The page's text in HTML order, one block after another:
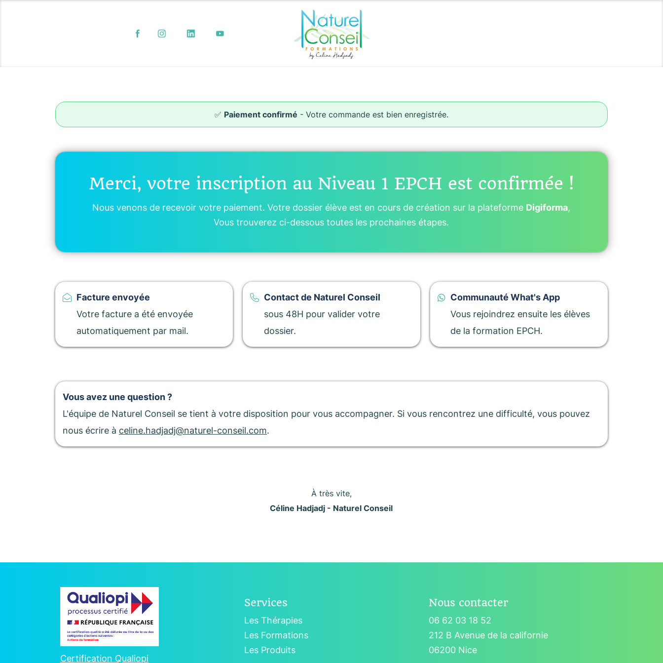
✅ Paiement confirmé - Votre commande est bien enregistrée.
Merci, votre inscription au Niveau 1 EPCH est confirmée !
Nous venons de recevoir votre paiement. Votre dossier élève est en cours de création sur la plateforme Digiforma,
Vous trouverez ci-dessous toutes les prochaines étapes.
Facture envoyée
Votre facture a été envoyée
automatiquement par mail.
Contact de Naturel Conseil
sous 48H pour valider votre
dossier.
Communauté What's App
Vous rejoindrez ensuite les élèves
de la formation EPCH.
Vous avez une question ?
L'équipe de Naturel Conseil se tient à votre disposition pour vous accompagner. Si vous rencontrez une difficulté, vous pouvez
nous écrire à celine.hadjadj@naturel-conseil.com.
À très vite,
Céline Hadjadj - Naturel Conseil
Certification Qualiopi
Services
Les Thérapies
Les Formations
Les Produits
Nous contacter
06 62 03 18 52
212 B Avenue de la californie
06200 Nice